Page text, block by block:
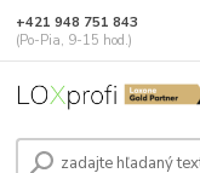
+421 948 751 843
(Po-Pia, 9-15 hod.)